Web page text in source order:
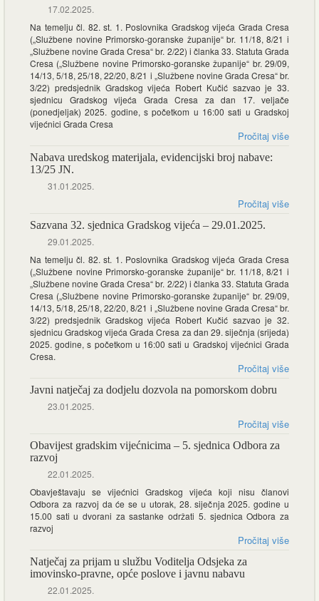
17.02.2025.
Na temelju čl. 82. st. 1. Poslovnika Gradskog vijeća Grada Cresa
(„Službene novine Primorsko-goranske županije“ br. 11/18, 8/21 i
„Službene novine Grada Cresa“ br. 2/22) i članka 33. Statuta Grada
Cresa („Službene novine Primorsko-goranske županije“ br. 29/09,
14/13, 5/18, 25/18, 22/20, 8/21 i „Službene novine Grada Cresa“ br.
3/22) predsjednik Gradskog vijeća Robert Kučić sazvao je 33.
sjednicu Gradskog vijeća Grada Cresa za dan 17. veljače
(ponedjeljak) 2025. godine, s početkom u 16:00 sati u Gradskoj
vijećnici Grada Cresa
Pročitaj više
Nabava uredskog materijala, evidencijski broj nabave:
13/25 JN.
31.01.2025.
Pročitaj više
Sazvana 32. sjednica Gradskog vijeća – 29.01.2025.
29.01.2025.
Na temelju čl. 82. st. 1. Poslovnika Gradskog vijeća Grada Cresa
(„Službene novine Primorsko-goranske županije“ br. 11/18, 8/21 i
„Službene novine Grada Cresa“ br. 2/22) i članka 33. Statuta Grada
Cresa („Službene novine Primorsko-goranske županije“ br. 29/09,
14/13, 5/18, 25/18, 22/20, 8/21 i „Službene novine Grada Cresa“ br.
3/22) predsjednik Gradskog vijeća Robert Kučić sazvao je 32.
sjednicu Gradskog vijeća Grada Cresa za dan 29. siječnja (srijeda)
2025. godine, s početkom u 16:00 sati u Gradskoj vijećnici Grada
Cresa.
Pročitaj više
Javni natječaj za dodjelu dozvola na pomorskom dobru
23.01.2025.
Pročitaj više
Obavijest gradskim vijećnicima – 5. sjednica Odbora za
razvoj
22.01.2025.
Obavještavaju se vijećnici Gradskog vijeća koji nisu članovi
Odbora za razvoj da će se u utorak, 28. siječnja 2025. godine u
15.00 sati u dvorani za sastanke održati 5. sjednica Odbora za
razvoj
Pročitaj više
Natječaj za prijam u službu Voditelja Odsjeka za
imovinsko-pravne, opće poslove i javnu nabavu
22.01.2025.